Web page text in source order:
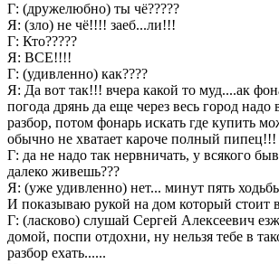
Г: (дружелюбно) ты чё?????
Я: (зло) не чё!!!! заеб...ли!!!
Г: Кто?????
Я: ВСЕ!!!!
Г: (удивленно) как????
Я: Да вот так!!! вчера какой то муд....ак
погода дрянь да еще через весь город надо
разбор, потом фонарь искать где купить
обычно не хватает кароче полный пипец!!!
Г: да не надо так нервничать, у всякого
далеко живешь???
Я: (уже удивленно) нет... минут пять
И показываю рукой на дом который стоит в
Г: (ласково) слушай Сергей Алексеевич
домой, поспи отдохни, ну нельзя тебе в
разбор ехать......